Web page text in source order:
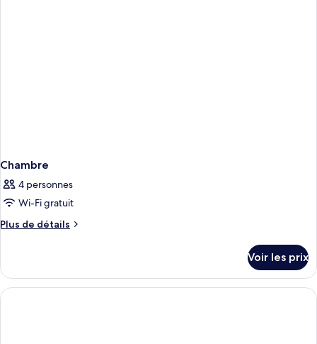
Chambre
4 personnes
Wi-Fi gratuit
Plus de détails
Plus
le
type
de
Voir les prix